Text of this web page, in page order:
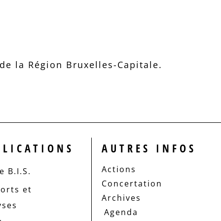
la Région Bruxelles-Capitale.
B.I.S.
et
AUTRES INFOS
Actions
Concertation
Archives
Agenda